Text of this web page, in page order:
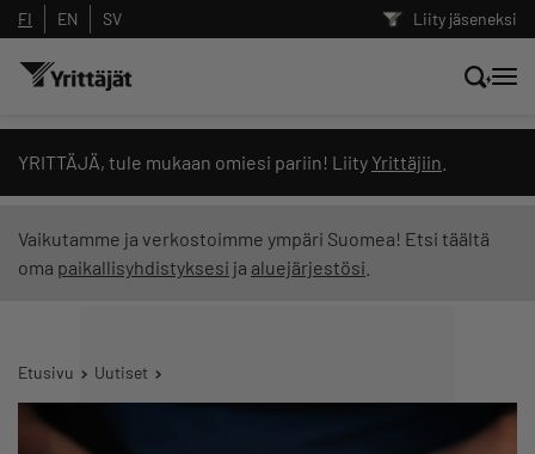
Liity jäseneksi
FI EN SV
YRITTÄJÄ, tule mukaan omiesi pariin! Liity Yrittäjiin
Vaikutamme ja verkostoimme ympäri Suomea! Etsi täältä
oma paikallisyhdistyksesi ja aluejärjestösi
Etusivu Uutiset
Hae sivustolta tai kysy suoraan
Yrittäjien tekoälyltä
Suodata hakutuloksia: näytä kaikki sisältö